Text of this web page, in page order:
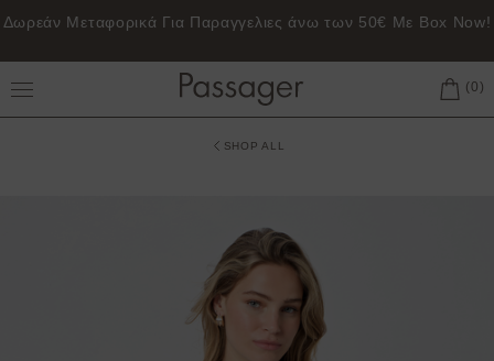
άνω των 50€ Με Box Now! Δωρεάν μεταφορικά
Toggle Main Menu
SHOP ALL